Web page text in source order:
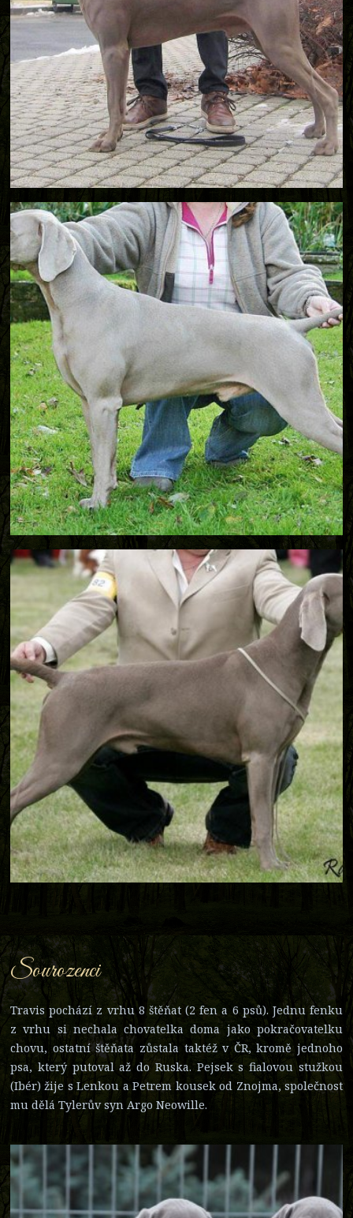
Sourozenci
Travis pochází z vrhu 8 štěňat (2 fen a 6 psů). Jednu fenku
z vrhu si nechala chovatelka doma jako pokračovatelku
chovu, ostatní štěňata zůstala taktéž v ČR, kromě jednoho
psa, který putoval až do Ruska. Pejsek s fialovou stužkou
(Ibér) žije s Lenkou a Petrem kousek od Znojma, společnost
mu dělá Tylerův syn Argo Neowille.